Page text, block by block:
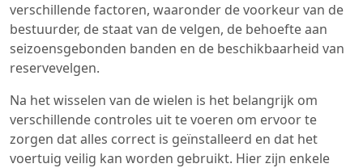
verschillende factoren, waaronder de voorkeur van de
bestuurder, de staat van de velgen, de behoefte aan
seizoensgebonden banden en de beschikbaarheid van
reservevelgen.
Na het wisselen van de wielen is het belangrijk om
verschillende controles uit te voeren om ervoor te
zorgen dat alles correct is geïnstalleerd en dat het
voertuig veilig kan worden gebruikt. Hier zijn enkele